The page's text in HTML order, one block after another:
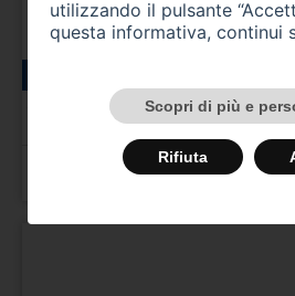
JEEP Avenger
Avenger 1.2 Turbo 100 CV
Prezzo 21.800,00
utilizzando il pulsante
questa informativa, continui
Scopri di più e
Rifiuta